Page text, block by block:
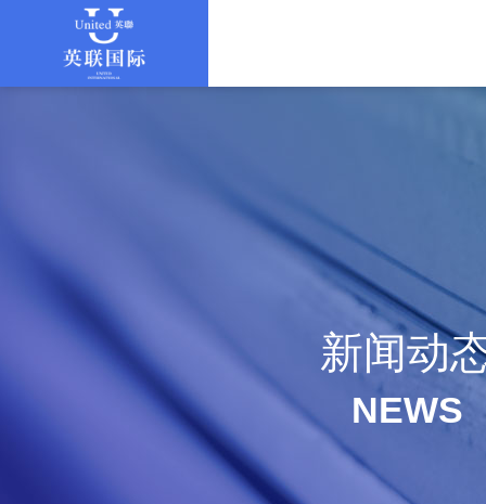
新闻动
NEWS